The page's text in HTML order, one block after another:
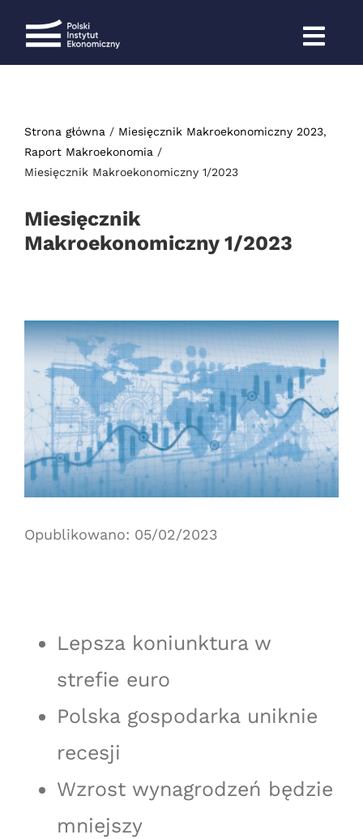
Strona główna
Miesięcznik Makroekonomiczny 2023
Raport Makroekonomia
Miesięcznik Makroekonomiczny 1/2023
Miesięcznik
Makroekonomiczny 1/2023
Opublikowano: 05/02/2023
Lepsza koniunktura w
strefie euro
Polska gospodarka uniknie
recesji
Wzrost wynagrodzeń będzie
mniejszy